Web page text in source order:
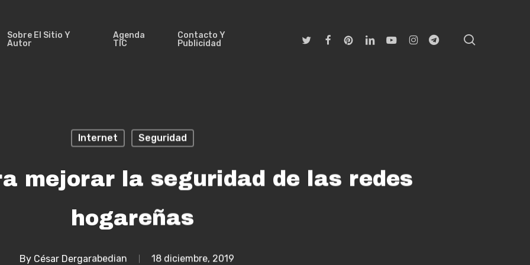
Sobre El Sitio Y
Autor
Agenda
TIC
Contacto Y
Publicidad
TwitterFacebookPinterestLinkedinYoutubeInstagramTelegram
Internet Seguridad
mejorar la seguridad de las redes
hogareñas
By César Dergarabedian 18 diciembre, 2019